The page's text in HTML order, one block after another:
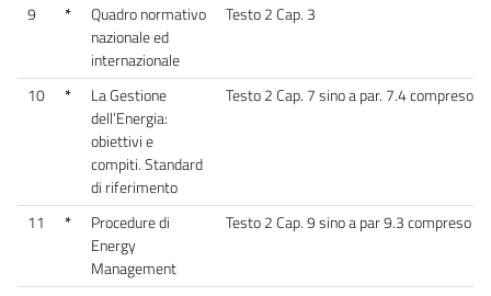
9 *
Quadro normativo
nazionale ed
internazionale
Testo 2 Cap. 3
10 *
La Gestione
dell’Energia:
obiettivi e
compiti. Standard
di riferimento
Testo 2 Cap. 7 sino a par. 7.4 compreso
11 *
Procedure di
Energy
Management
Testo 2 Cap. 9 sino a par 9.3 compreso